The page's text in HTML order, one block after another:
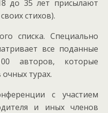
до 35 лет присылают
стихов).
списка. Специально
все поданные
авторов, которые
турах.
с участием
и иных членов